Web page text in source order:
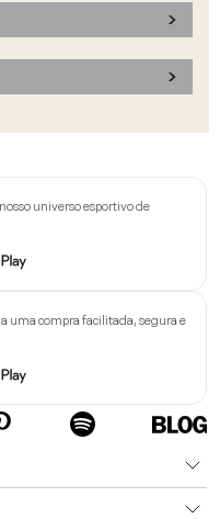
, nosso universo esportivo de
uma compra facilitada, segura e